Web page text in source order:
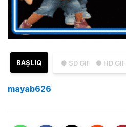
● SD GIF ● HD GIF
BAŞLIQ
mayab626